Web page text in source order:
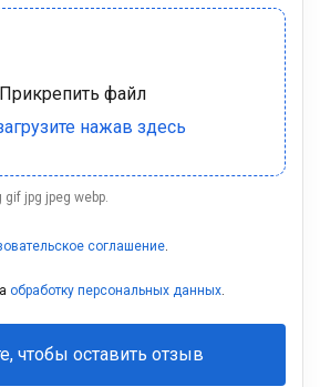
jpg jpeg webp.
соглашение.
обработку персональных данных.
чтобы оставить отзыв